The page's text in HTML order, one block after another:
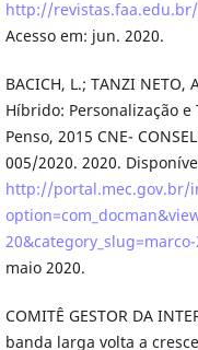
http://
Acesso em: jun. 2020.
BACICH, L.; TANZI
Híbrido: Personalização
Penso, 2015 CNE-
005/2020. 2020.
http://portal.mec.gov.br/
maio 2020.
COMITÊ GESTOR DA
banda larga volta a